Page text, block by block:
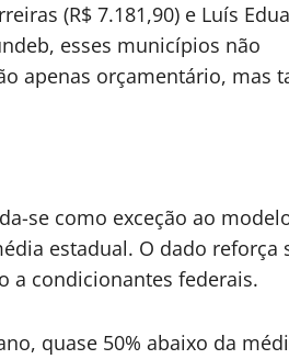
(R$ 7.181,90) e Luís
esses municípios não
apenas orçamentário, mas
se como exceção ao
estadual. O dado reforça
a condicionantes federais.
quase 50% abaixo da